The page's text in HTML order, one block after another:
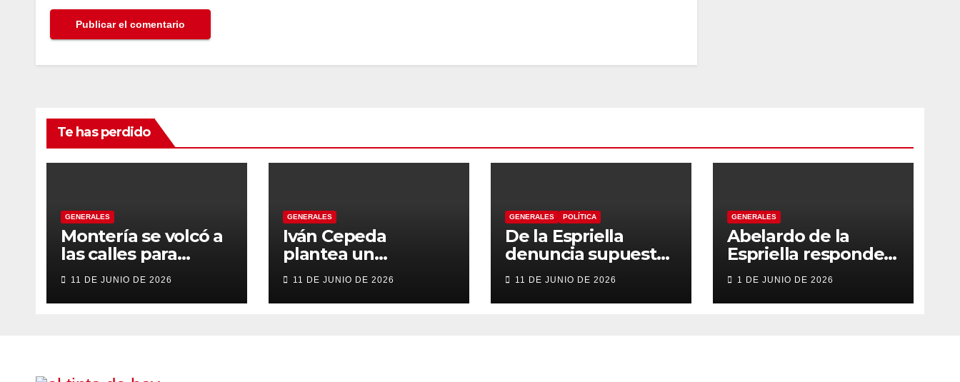
Te has perdido
GENERALES
Montería se volcó a
las calles para
recibir a Abelardo
De la Espriella
11 DE JUNIO DE 2026
GENERALES
Iván Cepeda
plantea un
gobierno de
transición con
énfasis en el
11 DE JUNIO DE 2026
GENERALES POLÍTICA
De la Espriella
denuncia supuesto
“autoatentado
legislativo” tras
decisión de
11 DE JUNIO DE 2026
GENERALES
Abelardo de la
Espriella responde
con firmeza y
fortalece su imagen
de liderazgo ante la
1 DE JUNIO DE 2026